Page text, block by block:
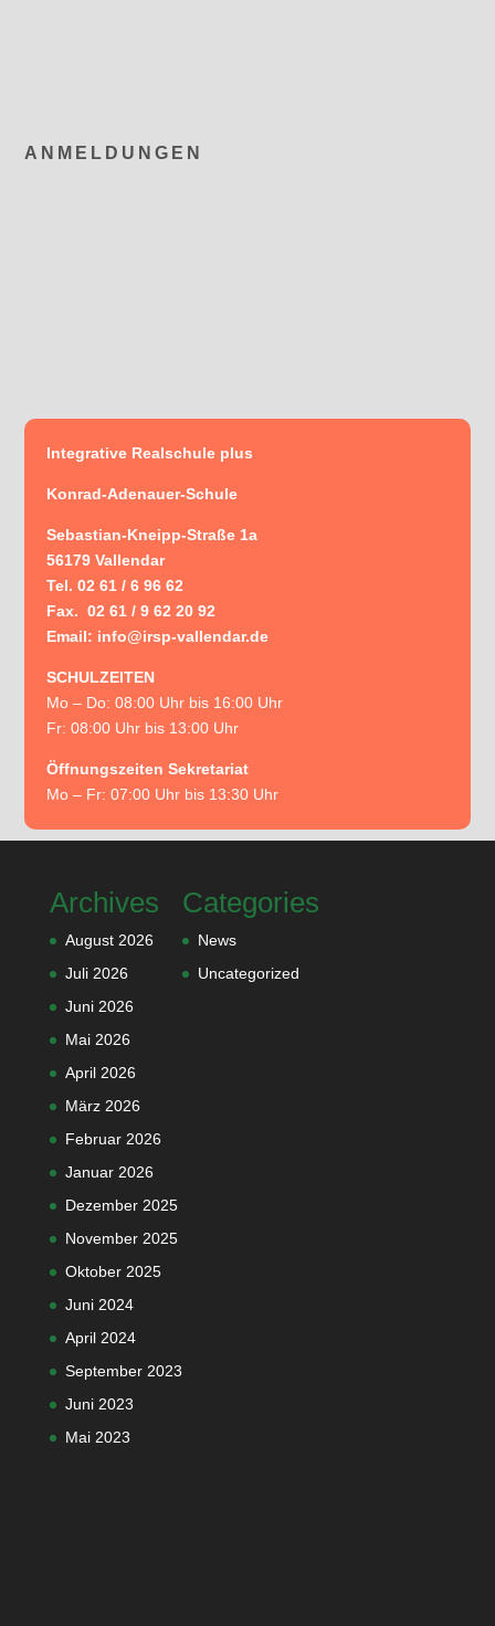
ANMELDUNGEN
Integrative Realschule plus
Konrad-Adenauer-Schule
Sebastian-Kneipp-Straße 1a
56179 Vallendar
Tel. 02 61 / 6 96 62
Fax. 02 61 / 9 62 20 92
Email: info@irsp-vallendar.de
SCHULZEITEN
Mo – Do: 08:00 Uhr bis 16:00 Uhr
Fr: 08:00 Uhr bis 13:00 Uhr
Öffnungszeiten Sekretariat
Mo – Fr: 07:00 Uhr bis 13:30 Uhr
Archives
August 2026
Juli 2026
Juni 2026
Mai 2026
April 2026
März 2026
Februar 2026
Januar 2026
Dezember 2025
November 2025
Oktober 2025
Juni 2024
April 2024
September 2023
Juni 2023
Mai 2023
Categories
News
Uncategorized